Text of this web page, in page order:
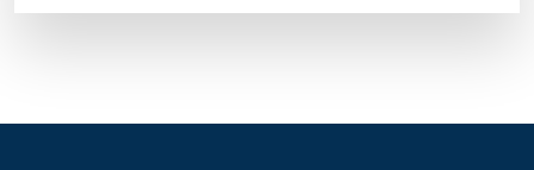
innovadoras y pertinentes en el área de la